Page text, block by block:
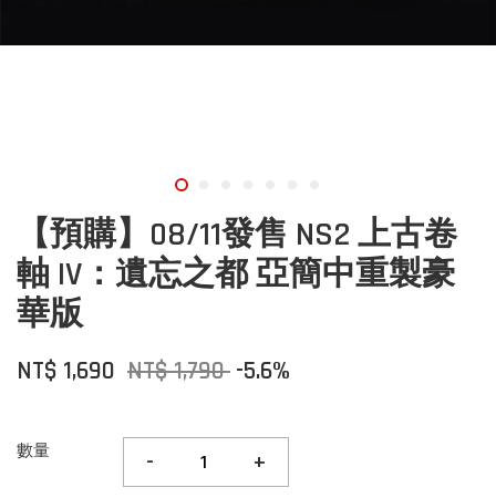
【預購】08/11發售 NS2 上古卷
軸 IV：遺忘之都 亞簡中重製豪
華版
NT$ 1,690 NT$ 1,790 -5.6%
數量 - +